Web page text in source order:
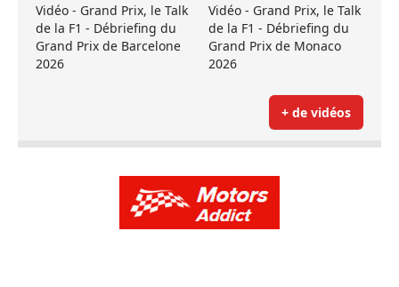
Vidéo - Grand Prix, le Talk
de la F1 - Débriefing du
Grand Prix de Barcelone
2026
Vidéo - Grand Prix, le Talk
de la F1 - Débriefing du
Grand Prix de Monaco
2026
+ de vidéos